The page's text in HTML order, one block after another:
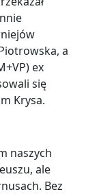
a
ex
się
Krysa.
naszych
ale
Bez